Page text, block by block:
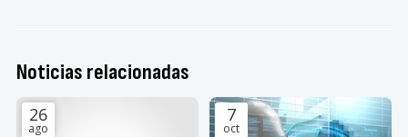
Noticias relacionadas
26
ago
7
oct